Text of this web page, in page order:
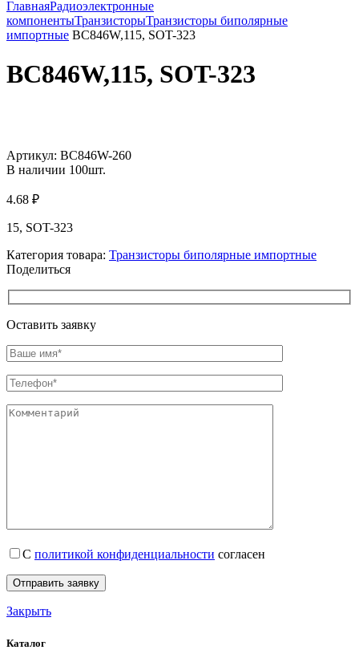
ГлавнаяРадиоэлектронные
компонентыТранзисторыТранзисторы биполярные
импортные BC846W,115, SOT-323
BC846W,115, SOT-323
Артикул: BC846W-260
В наличии 100шт.
4.68 ₽
15, SOT-323
Категория товара: Транзисторы биполярные импортные
Поделиться
Оставить заявку
С политикой конфиденциальности согласен
Закрыть
Каталог